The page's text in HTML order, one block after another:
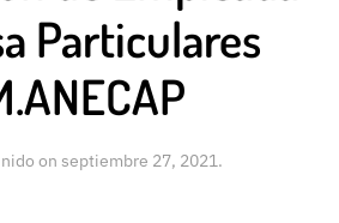
Particulares
nido on septiembre 27, 2021.